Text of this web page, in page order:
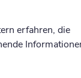
Themen aus,
Das
bereits
erfahren, die